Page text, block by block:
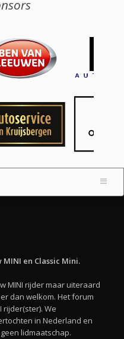
en Classic Mini.
MINI rijder maar uiteraard
dan welkom. Het forum
We
in Nederland en
lidmaatschap.